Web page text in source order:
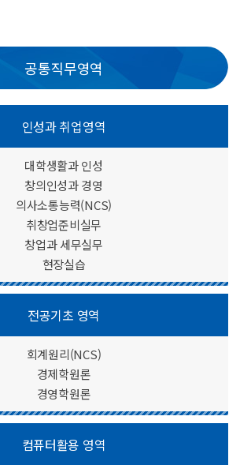
공통직무영역
인성과 취업영역
대학생활과 인성
창의인성과 경영
의사소통능력(NCS)
취창업준비실무
창업과 세무실무
현장실습
전공기초 영역
회계원리(NCS)
경제학원론
경영학원론
컴퓨터활용 영역